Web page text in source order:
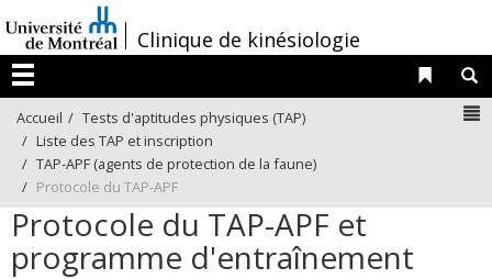
au
contenu
/
Clinique de kinésiologie
Menu
Liens
Accueil
Tests d'aptitudes physiques (TAP)
Liste des TAP et inscription
TAP-APF (agents de protection de la faune)
Protocole du TAP-APF
Protocole du TAP-APF et
programme d'entraînement